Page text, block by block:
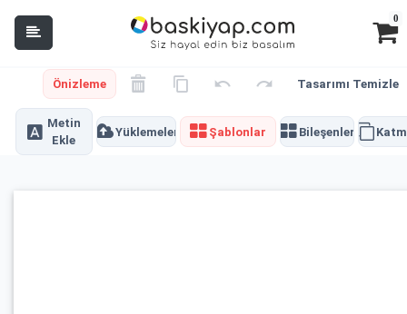
0
Önizleme Tasarımı Temizle
Metin
Ekle
Yüklemeler Şablonlar Bileşenler